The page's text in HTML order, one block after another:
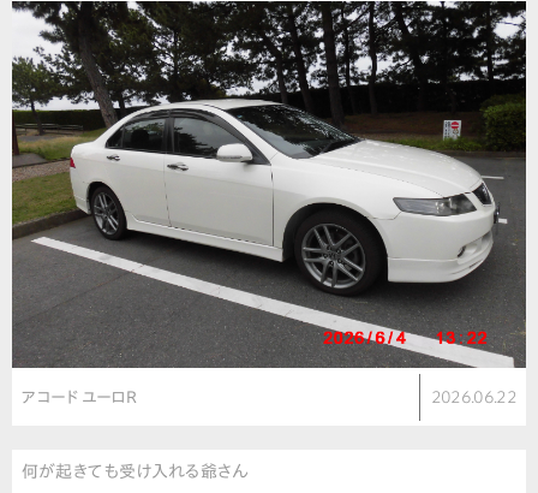
アコード ユーロR 2026.06.22
何が起きても受け入れる爺さん